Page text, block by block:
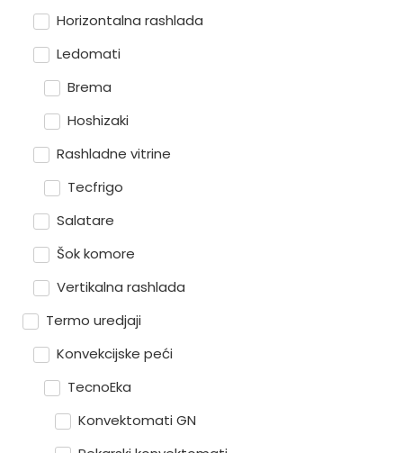
Horizontalna rashlada
Ledomati
Brema
Hoshizaki
Rashladne vitrine
Tecfrigo
Salatare
Šok komore
Vertikalna rashlada
Termo uredjaji
Konvekcijske peći
TecnoEka
Konvektomati GN